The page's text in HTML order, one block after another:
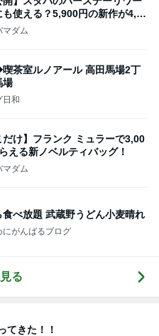
も使える？5,900円の新作が4,88
マダム
茶室ルノアール 高田馬場2丁
場
日和
だけ】フランク ミュラーで3,00
える新ノベルティバッグ！
マダム
食べ放題 武蔵野うどん小麦晴れ
にがんばるブログ
る
てきた！！